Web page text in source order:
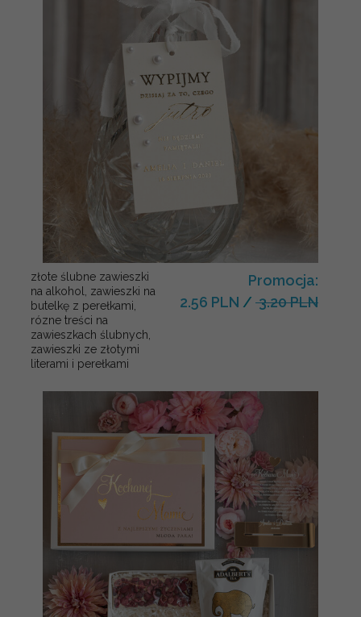
złote ślubne zawieszki
na alkohol, zawieszki na
butelkę z perełkami,
rózne treści na
zawieszkach ślubnych,
zawieszki ze złotymi
literami i perełkami
Promocja:
2.56 PLN / 3.20 PLN